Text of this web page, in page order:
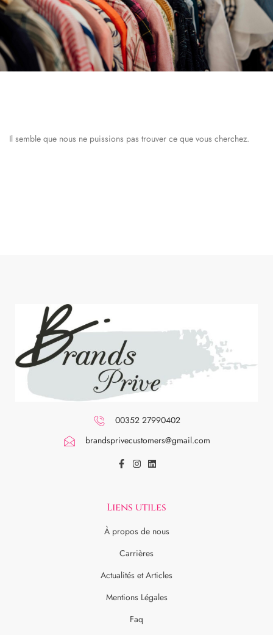
Il semble que nous ne puissions pas trouver ce que vous cherchez.
00352 27990402
brandsprivecustomers@gmail.com
Liens utiles
À propos de nous
Carrières
Actualités et Articles
Mentions Légales
Faq